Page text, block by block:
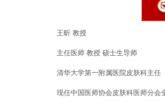
王昕 教授
主任医师 教授 硕士生导师
清华大学第一附属医院皮肤科主任
现任中国医师协会皮肤科医师分会